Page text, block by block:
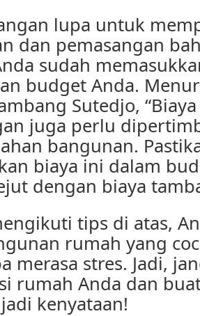
lupa untuk
dan pemasangan
sudah
budget Anda.
Sutedjo,
juga perlu
bangunan.
biaya ini dalam
dengan biaya
tips di atas,
rumah yang
merasa stres. Jadi,
rumah Anda dan
kenyataan!